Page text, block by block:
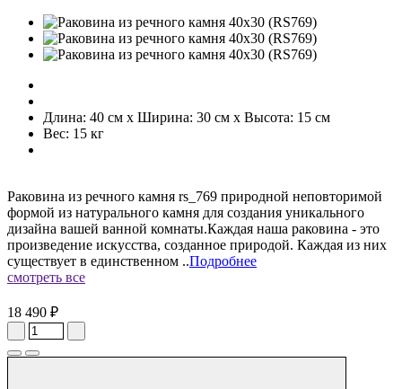
Длина: 40 см x Ширина: 30 см x Высота: 15 см
Вес: 15 кг
Раковина из речного камня rs_769 природной неповторимой
формой из натурального камня для создания уникального
дизайна вашей ванной комнаты.Каждая наша раковина - это
произведение искусства, созданное природой. Каждая из них
существует в единственном ..Подробнее
смотреть все
18 490 ₽